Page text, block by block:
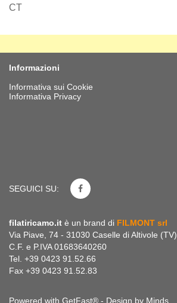
CT
Informazioni
Informativa sui Cookie
Informativa Privacy
SEGUICI SU:
filatiricamo.it è un brand di FILMONT srl
Via Piave, 74 - 31030 Caselle di Altivole (TV)
C.F. e P.IVA 01683640260
Tel. +39 0423 91.52.66
Fax +39 0423 91.52.83
Powered with GetFast® - Design by Minds